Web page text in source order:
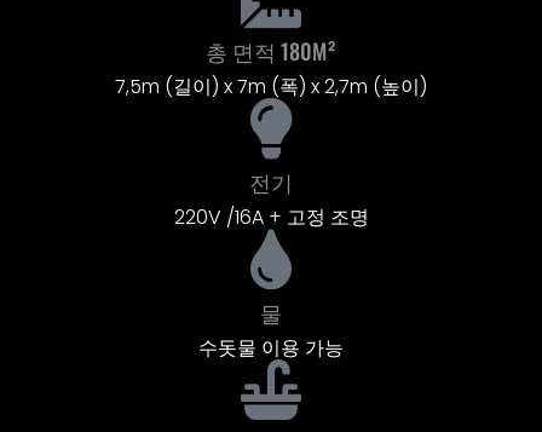
총 면적 180M²
7,5m (길이) x 7m (폭) x 2,7m (높이)
전기
220V /16A + 고정 조명
물
수돗물 이용 가능